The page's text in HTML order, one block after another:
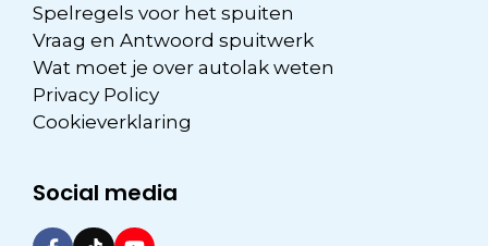
Spelregels voor het spuiten
Vraag en Antwoord spuitwerk
Wat moet je over autolak weten
Privacy Policy
Cookieverklaring
Social media